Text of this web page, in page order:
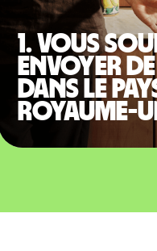
1. Vous
envoyer
dans le
Royaume-